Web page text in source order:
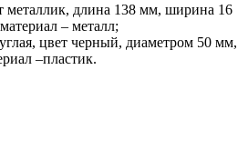
металлик, длина 138 мм, ширина 16
– металл;
цвет черный, диаметром 50 мм,
–пластик.